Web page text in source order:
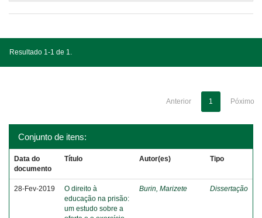
Resultado 1-1 de 1.
Anterior 1 Póximo
Conjunto de itens:
Data do
documento
Título Autor(es) Tipo
28-Fev-2019
O direito à
educação na prisão:
um estudo sobre a
Burin, Marizete Dissertação